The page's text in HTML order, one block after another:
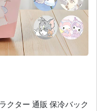
クター 通販 保冷バック